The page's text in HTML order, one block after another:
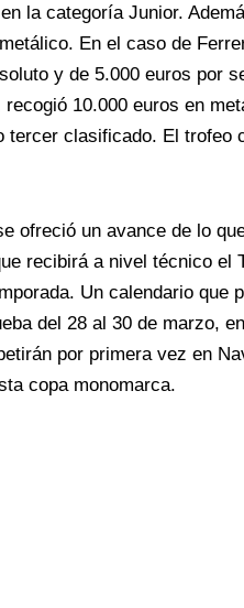
la categoría Junior.
En el caso de
y de 5.000 euros por
10.000 euros en
tercer clasificado. El trofeo
ofreció un avance de lo
recibirá a nivel técnico el
Un calendario que
del 28 al 30 de marzo,
por primera vez en
copa monomarca.